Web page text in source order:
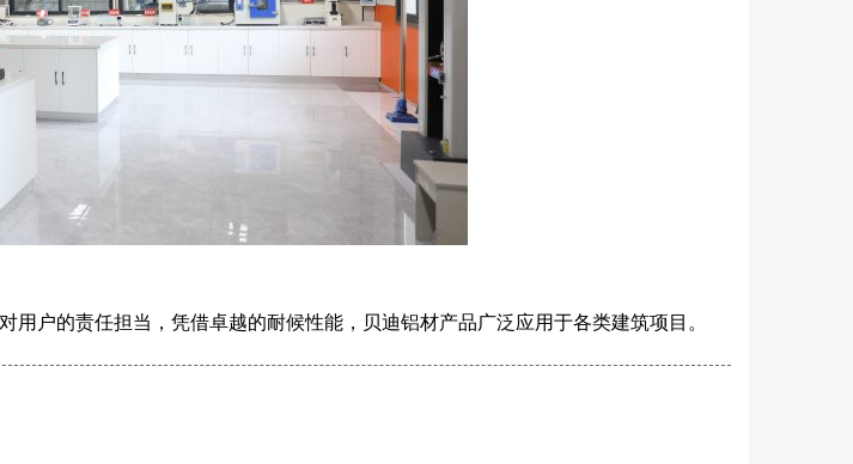
户的责任担当，凭借卓越的耐候性能，贝迪铝材产品广泛应用于各类建筑项目。